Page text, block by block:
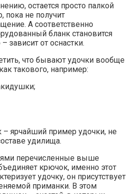
остается просто палкой
пока не получит
А соответственно
бланк становится
зависит от оснастки.
что бывают удочки вообще
такового, например:
ярчайший пример удочки, не
удилища.
перечисленные выше
крючок, именно этот
удочку, он присутствует
приманки. В этом